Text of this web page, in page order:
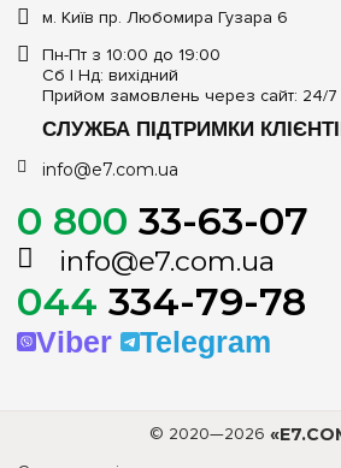
м. Київ пр. Любомира Гузара 6
Пн-Пт з 10:00 до 19:00
Сб | Нд: вихідний
Прийом замовлень через сайт: 24/7
СЛУЖБА ПІДТРИМКИ
info@e7.com.ua
0 800 33-63-07
info@e7.com.ua
044 334-79-78
Viber Telegram
© 2020—2026